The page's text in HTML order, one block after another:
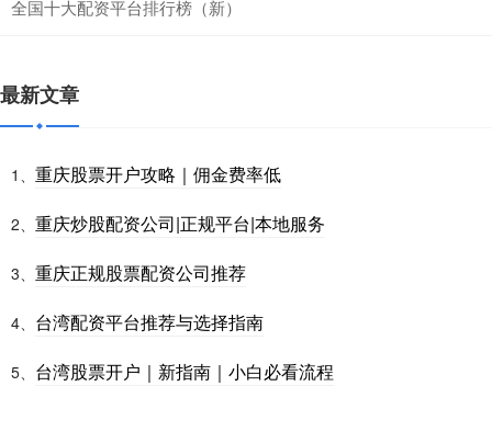
全国十大配资平台排行榜（新）
最新文章
1、 重庆股票开户攻略｜佣金费率低
2、 重庆炒股配资公司|正规平台|本地服务
3、 重庆正规股票配资公司推荐
4、 台湾配资平台推荐与选择指南
5、 台湾股票开户｜新指南｜小白必看流程